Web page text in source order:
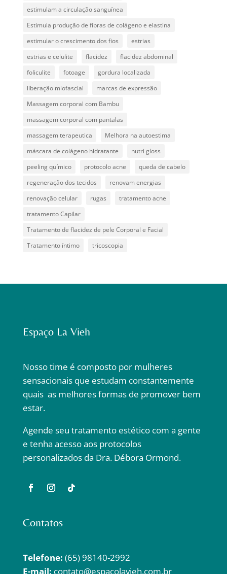
estimulam a circulação sanguínea
Estimula produção de fibras de colágeno e elastina
estimular o crescimento dos fios
estrias
estrias e celulite
flacidez
flacidez abdominal
foliculite
fotoage
gordura localizada
liberação miofascial
marcas de expressão
Massagem corporal com Bambu
massagem corporal com pantalas
massagem terapeutica
Melhora na autoestima
máscara de colágeno hidratante
nutri gloss
peeling químico
protocolo acne
queda de cabelo
regeneração dos tecidos
renovam energias
renovação celular
rugas
tratamento acne
tratamento Capilar
Tratamento de flacidez de pele Corporal e Facial
Tratamento íntimo
tricoscopia
Espaço La Vieh
Nosso time é composto por mulheres
sensacionais que estudam constantemente
quais as melhores formas de promover bem
estar.
Agende seu tratamento estético com a gente
e tenha acesso aos protocolos
personalizados da Dra. Débora Ormond.
Contatos
Telefone: (65) 98140-2992
E-mail: contato@espacolavieh.com.br